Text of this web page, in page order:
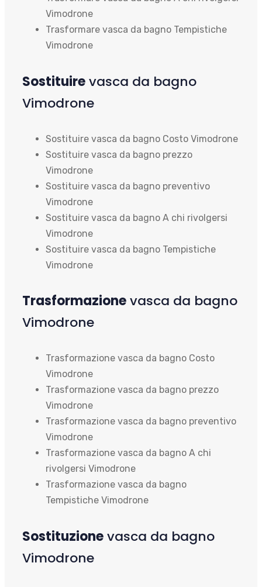
Vimodrone
Trasformare vasca da bagno Tempistiche
Vimodrone
Sostituirevasca da bagno
Vimodrone
Sostituire vasca da bagno Costo Vimodrone
Sostituire vasca da bagno prezzo
Vimodrone
Sostituire vasca da bagno preventivo
Vimodrone
Sostituire vasca da bagno A chi rivolgersi
Vimodrone
Sostituire vasca da bagno Tempistiche
Vimodrone
Trasformazionevasca da bagno
Vimodrone
Trasformazione vasca da bagno Costo
Vimodrone
Trasformazione vasca da bagno prezzo
Vimodrone
Trasformazione vasca da bagno preventivo
Vimodrone
Trasformazione vasca da bagno A chi
rivolgersi Vimodrone
Trasformazione vasca da bagno
Tempistiche Vimodrone
Sostituzionevasca da bagno
Vimodrone